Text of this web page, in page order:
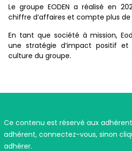
Le groupe EODEN a réalisé en
chiffre d’affaires et compte plus de
En tant que société à mission,
une stratégie d’impact positif
culture du groupe.
Ce contenu est réservé aux
adhérent, connectez-vous, sinon
adhérer.